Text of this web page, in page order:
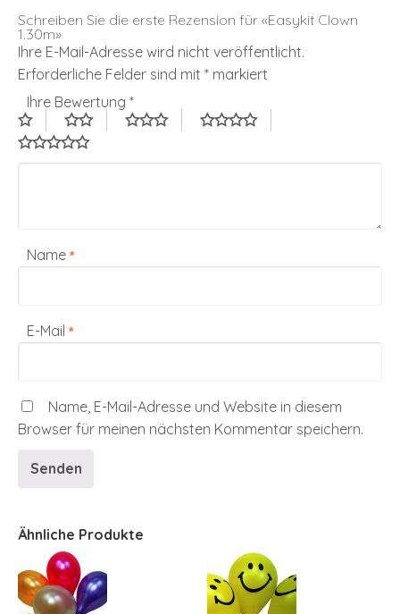
Schreiben Sie die erste Rezension für «Easykit Clown
1.30m»
Ihre E-Mail-Adresse wird nicht veröffentlicht.
Erforderliche Felder sind mit * markiert
Ihre Bewertung *
Name *
E-Mail *
Name, E-Mail-Adresse und Website in diesem
Browser für meinen nächsten Kommentar speichern.
Ähnliche Produkte